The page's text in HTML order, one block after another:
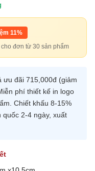
11%
đơn từ 30 sản phẩm
đãi 715,000đ (giảm
phí thiết kế in logo
Chiết khấu 8-15%
2-4 ngày, xuất